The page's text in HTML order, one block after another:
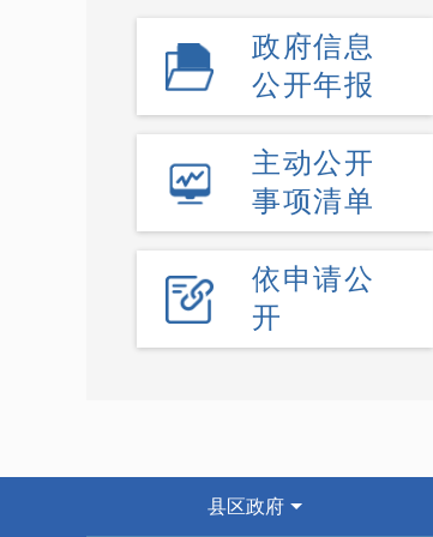
政府信息
公开年报
主动公开
事项清单
依申请公
开
县区政府